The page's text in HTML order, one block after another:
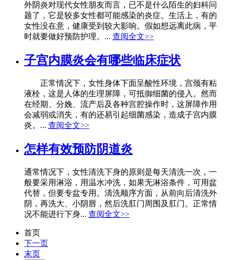
外阴炎对现代女性朋友而言，已不是什么陌生的妇科问
题了，它是较多女性都可能感染的炎症。生活上，有的
女性没在意，健康受到较大影响。假如想远离此病，平
时就要做好预防护理。... 查阅全文>>
子宫内膜炎会有哪些临床症状
正常情况下，女性身体下面呈酸性环境，宫颈有粘
液栓，这是人体的生理屏障，可抵御细菌的侵入。然而
在经期、分娩、流产后及各种宫腔操作时，这屏障作用
会减弱或消失，有的还易引起细菌感染，造成子宫内膜
炎。... 查阅全文>>
怎样有效预防阴道炎
通常情况下，女性清洗下身的原则是每天清洗一次，一
般要采用淋浴，用温水冲洗，如果无淋浴条件，可用盆
代替，但要专盆专用。清洗顺序方面，从前向后清洗外
阴，再洗大、小阴唇，然后洗肛门周围及肛门。正常情
况不能进行下身... 查阅全文>>
首页
下一页
末页